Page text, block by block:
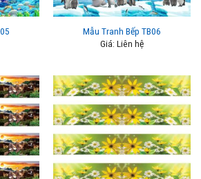
Mẫu Tranh Bếp TB06
Giá: Liên hệ